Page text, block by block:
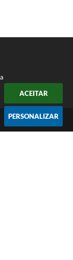
ACEITAR
PERSONALIZAR